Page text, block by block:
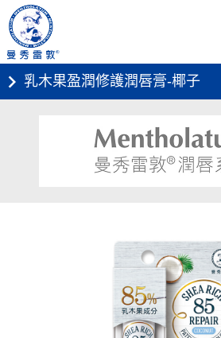
首頁
產品介紹
個人保養 ． 曼秀雷敦潤唇系列
乳木果盈潤修護潤唇膏
乳木果盈潤修護潤唇膏-椰子